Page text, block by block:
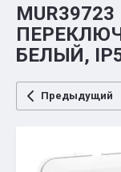
MUR39723
БЕЛЫЙ,
Предыдущий